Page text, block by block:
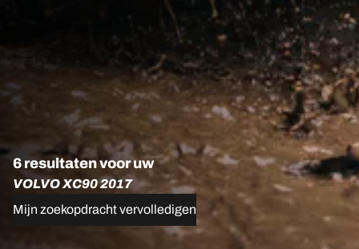
6 resultaten voor uw
VOLVO XC90 2017
Mijn zoekopdracht vervolledigen